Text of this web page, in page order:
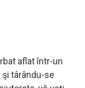
aflat într-un
târându-se